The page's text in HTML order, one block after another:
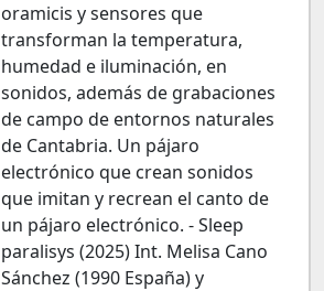
oramicis y sensores que
transforman la temperatura,
humedad e iluminación, en
sonidos, además de grabaciones
de campo de entornos naturales
de Cantabria. Un pájaro
electrónico que crean sonidos
que imitan y recrean el canto de
un pájaro electrónico. - Sleep
paralisys (2025) Int. Melisa Cano
Sánchez (1990 España) y